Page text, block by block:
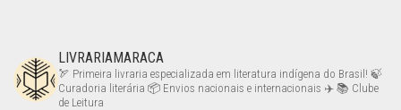
LIVRARIAMARACA
🏹 Primeira livraria especializada em literatura indígena do Brasil! 🍃
Curadoria literária 📦 Envios nacionais e internacionais ✈️ 📚 Clube
de Leitura